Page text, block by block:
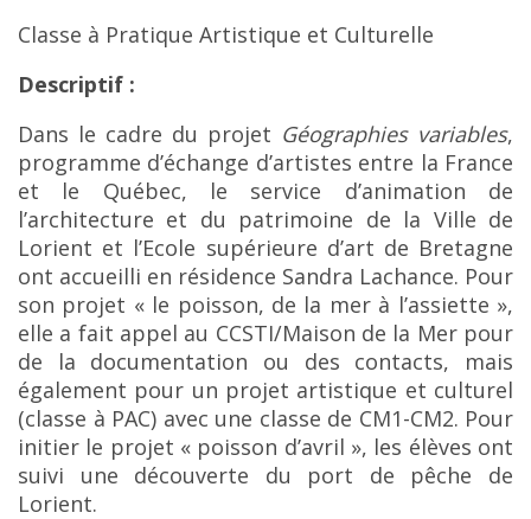
Classe à Pratique Artistique et Culturelle
Descriptif :
Dans le cadre du projet Géographies variables,
programme d’échange d’artistes entre la France
et le Québec, le service d’animation de
l’architecture et du patrimoine de la Ville de
Lorient et l’Ecole supérieure d’art de Bretagne
ont accueilli en résidence Sandra Lachance. Pour
son projet « le poisson, de la mer à l’assiette »,
elle a fait appel au CCSTI/Maison de la Mer pour
de la documentation ou des contacts, mais
également pour un projet artistique et culturel
(classe à PAC) avec une classe de CM1-CM2. Pour
initier le projet « poisson d’avril », les élèves ont
suivi une découverte du port de pêche de
Lorient.